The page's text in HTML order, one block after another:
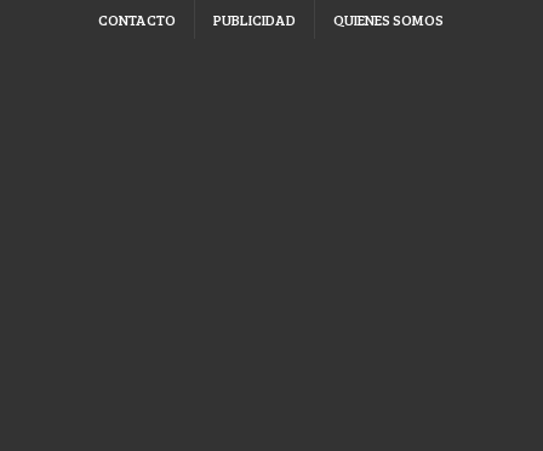
CONTACTO PUBLICIDAD QUIENES SOMOS